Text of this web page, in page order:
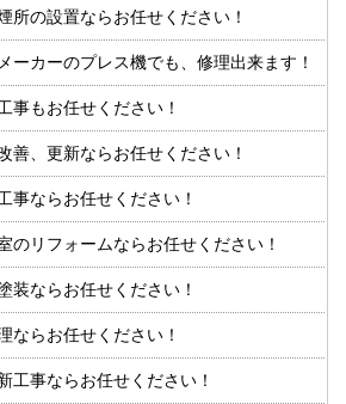
所の設置ならお任せください！
ーカーのプレス機でも、修理出来ます！
事もお任せください！
善、更新ならお任せください！
事ならお任せください！
のリフォームならお任せください！
装ならお任せください！
ならお任せください！
工事ならお任せください！